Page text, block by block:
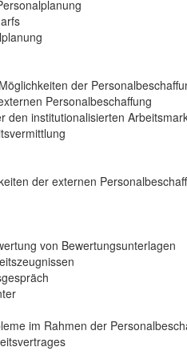
der
Personalbeschaffung
den institutionalisierten
der externen
von Bewertungsunterlagen
im Rahmen der